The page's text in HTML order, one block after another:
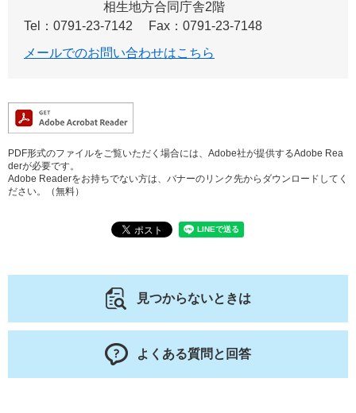
相生地方合同庁舎2階
Tel：0791-23-7142
Fax：0791-23-7148
メールでのお問い合わせはこちら
PDF形式のファイルをご覧いただく場合には、Adobe社が提供するAdobe Rea
derが必要です。
Adobe Readerをお持ちでない方は、バナーのリンク先からダウンロードしてく
ださい。（無料）
見つからないときは
よくある質問と回答